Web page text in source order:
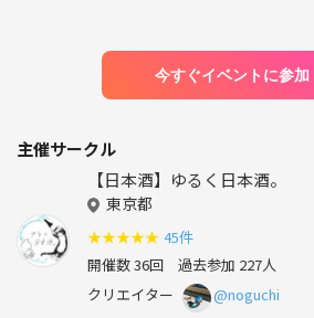
今すぐイベントに参加
主催サークル
【日本酒】ゆるく日本酒。
東京都
★★★★★ 45件
開催数 36回 過去参加 227人
クリエイター
@noguchi